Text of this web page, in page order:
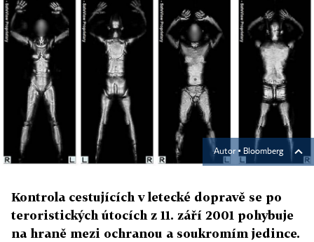
Autor ▪ Bloomberg
Kontrola cestujících v letecké dopravě se po
teroristických útocích z 11. září 2001 pohybuje
na hraně mezi ochranou a soukromím jedince.